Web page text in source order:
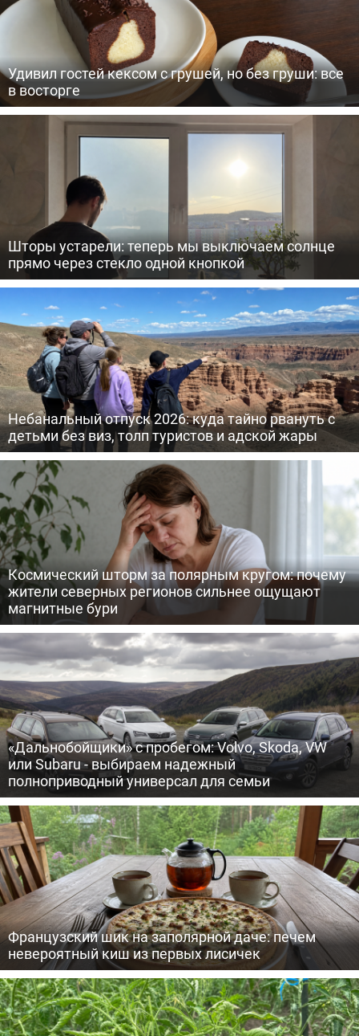
Удивил гостей кексом с грушей, но без груши: все
в восторге
Шторы устарели: теперь мы выключаем солнце
прямо через стекло одной кнопкой
Небанальный отпуск 2026: куда тайно рвануть с
детьми без виз, толп туристов и адской жары
Космический шторм за полярным кругом: почему
жители северных регионов сильнее ощущают
магнитные бури
«Дальнобойщики» с пробегом: Volvo, Skoda, VW
или Subaru - выбираем надежный
полноприводный универсал для семьи
Французский шик на заполярной даче: печем
невероятный киш из первых лисичек